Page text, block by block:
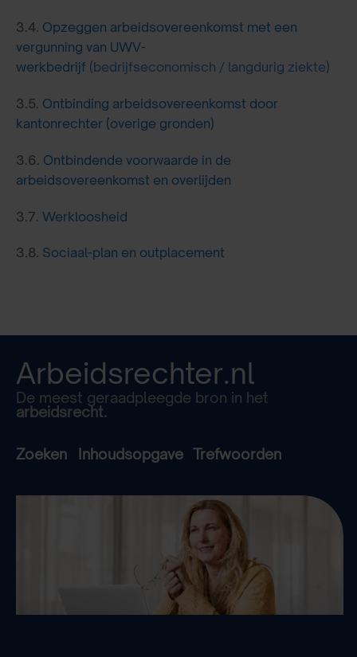
3.4. Opzeggen arbeidsovereenkomst met een
vergunning van UWV-
werkbedrijf (bedrijfseconomisch / langdurig ziekte)
3.5. Ontbinding arbeidsovereenkomst door
kantonrechter (overige gronden)
3.6. Ontbindende voorwaarde in de
arbeidsovereenkomst en overlijden
3.7. Werkloosheid
3.8. Sociaal-plan en outplacement
Arbeidsrechter.nl
De meest geraadpleegde bron in het
arbeidsrecht.
Zoeken Inhoudsopgave Trefwoorden